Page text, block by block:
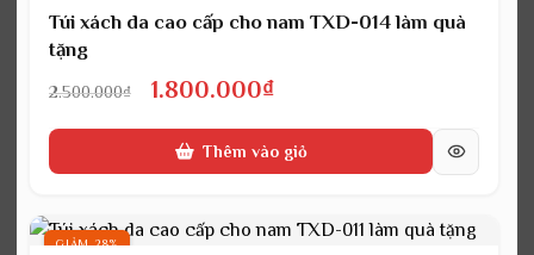
Túi xách da cao cấp cho nam TXD-014 làm quà
tặng
2.500.000₫
Giá
gốc
1.800.000₫Giá
hiện
tại
1.800.000₫.
Thêm vào giỏ
GIẢM 28%